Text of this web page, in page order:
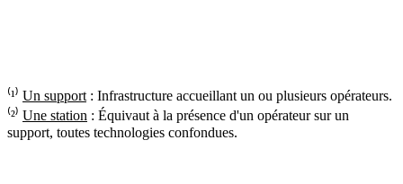
⁽¹⁾ Un support : Infrastructure accueillant un ou plusieurs opérateurs.
⁽²⁾ Une station : Équivaut à la présence d'un opérateur sur un
support, toutes technologies confondues.